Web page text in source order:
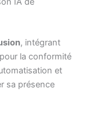
, intégrant
la conformité
et
sa présence